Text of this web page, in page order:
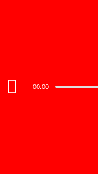
Audio
00:00